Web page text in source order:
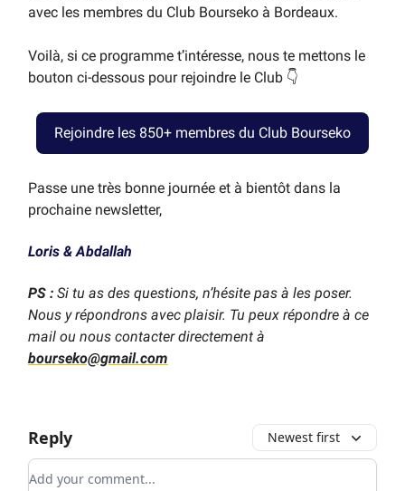
avec les membres du Club Bourseko à Bordeaux.
Voilà, si ce programme t’intéresse, nous te mettons le
bouton ci-dessous pour rejoindre le Club 👇️
Rejoindre les 850+ membres du Club Bourseko
Passe une très bonne journée et à bientôt dans la
prochaine newsletter,
Loris & Abdallah
PS : Si tu as des questions, n’hésite pas à les poser.
Nous y répondrons avec plaisir. Tu peux répondre à ce
mail ou nous contacter directement à
bourseko@gmail.com
Reply Newest first
Add your comment